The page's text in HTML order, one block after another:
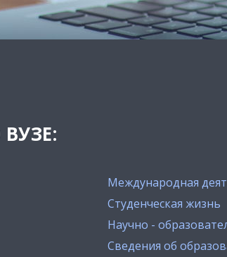
Международная
Студенческая жизнь
Научно -
Сведения об